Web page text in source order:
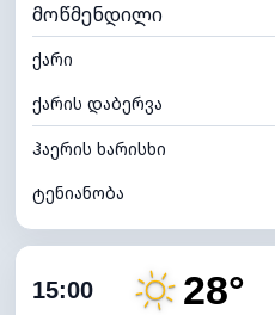
ხილვადობა
განათების ინდექსი
ღრუბლის სიმაღლე
მოწმენდილი
ქარი
ქარის დაბერვა
ჰაერის ხარისხი
ტენიანობა
ღრუბლიანობა
15:00 28°